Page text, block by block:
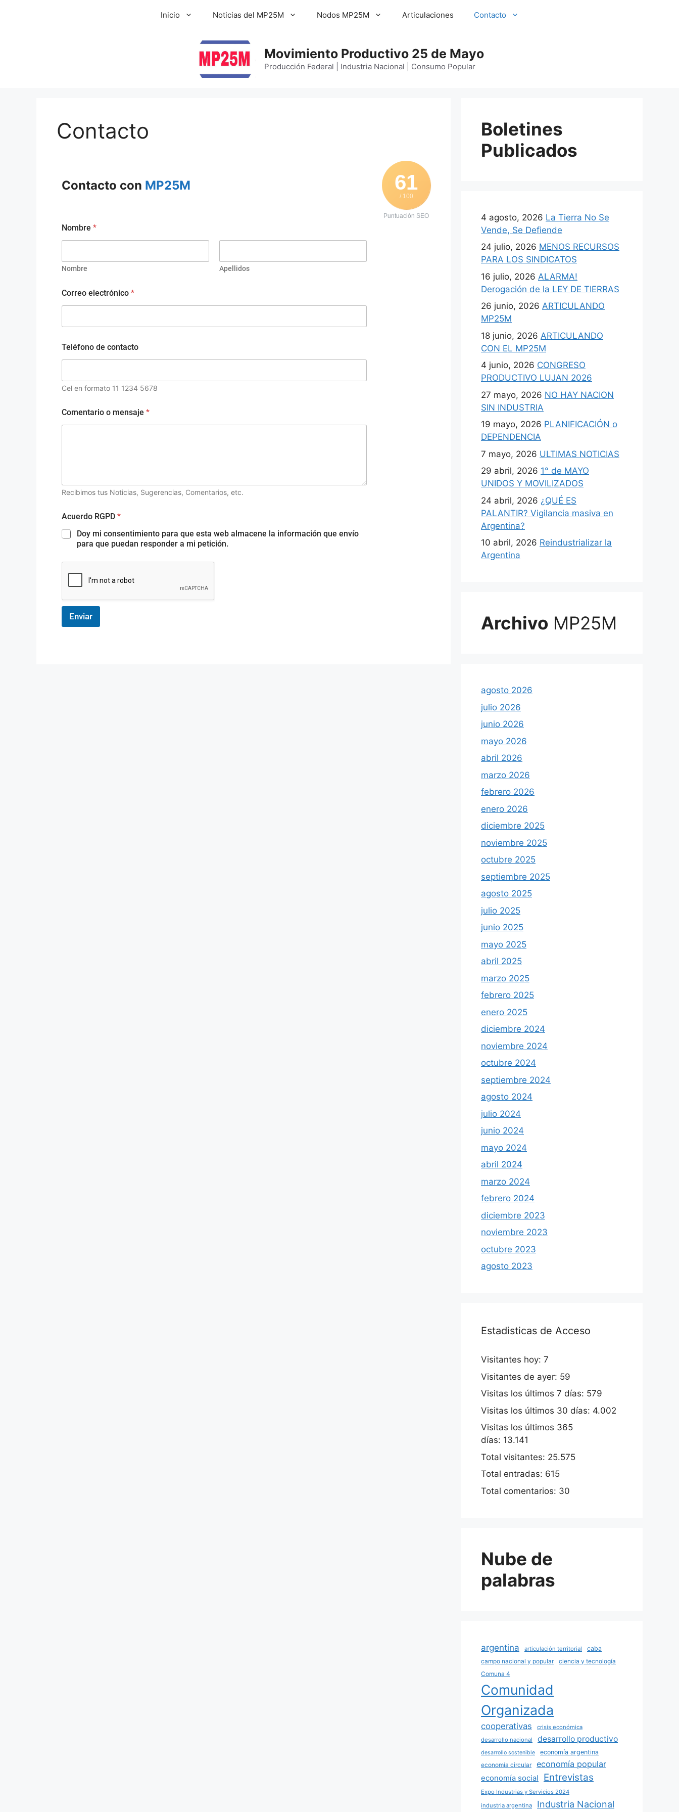
Inicio Noticias del MP25M Nodos MP25M Articulaciones Contacto
Movimiento Productivo 25 de Mayo
Producción Federal | Industria Nacional | Consumo Popular
Contacto
61
/ 100
Puntuación SEO
Contacto con MP25M
Nombre *
Nombre Apellidos
Correo electrónico *
Teléfono de contacto
Cel en formato 11 1234 5678
o
r
b
R
G
P
Comentario o mensaje *
Recibimos tus Noticias, Sugerencias, Comentarios, etc.
Acuerdo RGPD *
Doy mi consentimiento para que esta web almacene la información que envío
para que puedan responder a mi petición.
Enviar
Boletines
Publicados
4 agosto, 2026 La Tierra No Se
Vende, Se Defiende
24 julio, 2026 MENOS RECURSOS
PARA LOS SINDICATOS
16 julio, 2026 ALARMA!
Derogación de la LEY DE TIERRAS
26 junio, 2026 ARTICULANDO
MP25M
18 junio, 2026 ARTICULANDO
CON EL MP25M
4 junio, 2026 CONGRESO
PRODUCTIVO LUJAN 2026
27 mayo, 2026 NO HAY NACION
SIN INDUSTRIA
19 mayo, 2026 PLANIFICACIÓN o
DEPENDENCIA
7 mayo, 2026 ULTIMAS NOTICIAS
29 abril, 2026 1° de MAYO
UNIDOS Y MOVILIZADOS
24 abril, 2026 ¿QUÉ ES
PALANTIR? Vigilancia masiva en
Argentina?
10 abril, 2026 Reindustrializar la
Argentina
Archivo MP25M
agosto 2026
julio 2026
junio 2026
mayo 2026
abril 2026
marzo 2026
febrero 2026
enero 2026
diciembre 2025
noviembre 2025
octubre 2025
septiembre 2025
agosto 2025
julio 2025
junio 2025
mayo 2025
abril 2025
marzo 2025
febrero 2025
enero 2025
diciembre 2024
noviembre 2024
octubre 2024
septiembre 2024
agosto 2024
julio 2024
junio 2024
mayo 2024
abril 2024
marzo 2024
febrero 2024
diciembre 2023
noviembre 2023
octubre 2023
agosto 2023
Estadisticas de Acceso
Visitantes hoy: 7
Visitantes de ayer: 59
Visitas los últimos 7 días: 579
Visitas los últimos 30 días: 4.002
Visitas los últimos 365
días: 13.141
Total visitantes: 25.575
Total entradas: 615
Total comentarios: 30
Nube de
palabras
argentina articulación territorial
caba
campo nacional y popular
ciencia y tecnología
Comuna 4
Comunidad
Organizada
cooperativas
crisis económica
desarrollo nacional
desarrollo productivo
desarrollo sostenible
economía argentina
economía circular
economía popular
economía social Entrevistas
Expo Industrias y Servicios 2024
industria argentina
Industria Nacional